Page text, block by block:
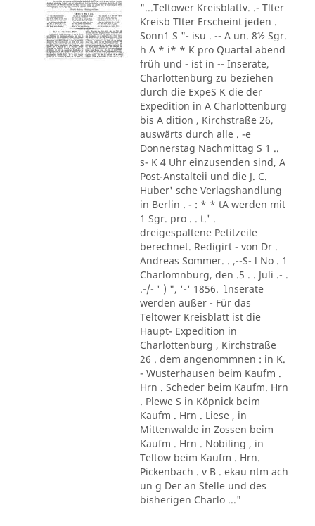
"...Teltower Kreisblattv. .- Tlter
Kreisb Tlter Erscheint jeden .
Sonn1 S "- isu . -- A un. 8½ Sgr.
h A * i* * K pro Quartal abend
früh und - ist in -- Inserate,
Charlottenburg zu beziehen
durch die ExpeS K die der
Expedition in A Charlottenburg
bis A dition , Kirchstraße 26,
auswärts durch alle . -e
Donnerstag Nachmittag S 1 ..
s- K 4 Uhr einzusenden sind, A
Post-Anstalteii und die J. C.
Huber' sche Verlagshandlung
in Berlin . - : * * tA werden mit
1 Sgr. pro . . t.' .
dreigespaltene Petitzeile
berechnet. Redigirt - von Dr .
Andreas Sommer. . ,--S- l No . 1
Charlomnburg, den .5 . . Juli .- .
.-/- ' ) ", '-' 1856. ´ Inserate
werden außer - Für das
Teltower Kreisblatt ist die
Haupt- Expedition in
Charlottenburg , Kirchstraße
26 . dem angenommnen : in K.
- Wusterhausen beim Kaufm .
Hrn . Scheder beim Kaufm. Hrn
. Plewe S in Köpnick beim
Kaufm . Hrn . Liese , in
Mittenwalde in Zossen beim
Kaufm . Hrn . Nobiling , in
Teltow beim Kaufm . Hrn.
Pickenbach . v B . ekau ntm ach
un g Der an Stelle und des
bisherigen Charlo ..."